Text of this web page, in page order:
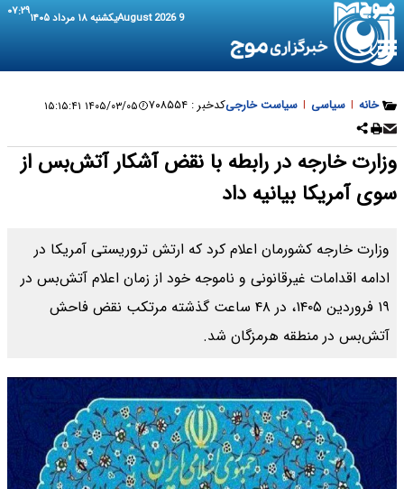
9 August 2026 یکشنبه ۱۸ مرداد ۱۴۰۵ ۰۷:۲۹
خانه | سیاسی | سیاست خارجیکدخبر : ۷۰۸۵۵۴ ۱۴۰۵/۰۳/۰۵ ۱۵:۱۵:۴۱
وزارت خارجه در رابطه با نقض آشکار آتش‌بس از
سوی آمریکا بیانیه داد
وزارت خارجه کشورمان اعلام کرد که ارتش تروریستی آمریکا در
ادامه اقدامات غیرقانونی و ناموجه خود از زمان اعلام آتش‌بس در
۱۹ فروردین ۱۴۰۵، در ۴۸ ساعت گذشته مرتکب نقض فاحش
آتش‌بس در منطقه هرمزگان شد.